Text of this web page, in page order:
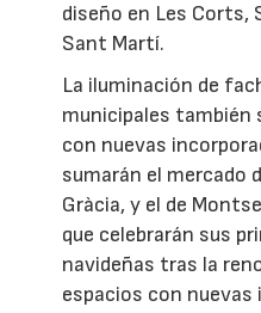
diseño en Les Corts,
Sant Martí.
La iluminación de
municipales también
con nuevas
sumarán el mercado
Gràcia, y el de
que celebrarán sus
navideñas tras la
espacios con nuevas